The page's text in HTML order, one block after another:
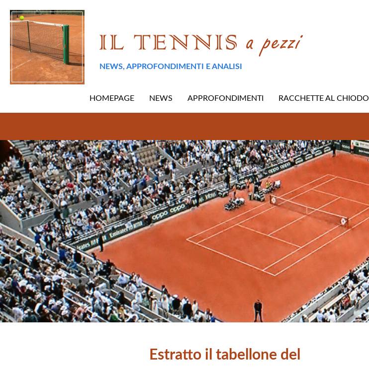
NEWS, APPROFONDIMENTI E ANALISI
HOMEPAGE NEWS APPROFONDIMENTI RACCHETTE AL CHIODO
Estratto il tabellone del